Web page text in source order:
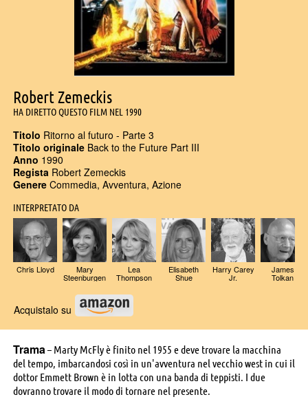
Robert Zemeckis
HA DIRETTO QUESTO FILM NEL 1990
Titolo Ritorno al futuro - Parte 3
Titolo originale Back to the Future Part III
Anno 1990
Regista Robert Zemeckis
Genere Commedia, Avventura, Azione
INTERPRETATO DA
Chris Lloyd Mary
Steenburgen
Lea
Thompson
Elisabeth
Shue
Harry Carey
Jr.
James
Tolkan
Acquistalo su
Trama – Marty McFly è finito nel 1955 e deve trovare la macchina
del tempo, imbarcandosi così in un'avventura nel vecchio west in cui il
dottor Emmett Brown è in lotta con una banda di teppisti. I due
dovranno trovare il modo di tornare nel presente.